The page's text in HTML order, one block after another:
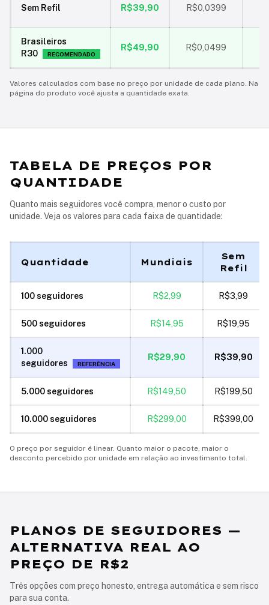
Sem Refil R$39,90 R$0,0399
Brasileiros
R30
RECOMENDADO
R$49,90 R$0,0499
Valores calculados com base no preço por unidade de cada plano. Na
página do produto você ajusta a quantidade exata.
TABELA DE PREÇOS POR
QUANTIDADE
Quanto mais seguidores você compra, menor o custo por
unidade. Veja os valores para cada faixa de quantidade:
Quantidade Mundiais
Sem
Refil
100 seguidores R$2,99 R$3,99
500 seguidores R$14,95 R$19,95
1.000
seguidores
REFERÊNCIA
R$29,90 R$39,90
5.000 seguidores R$149,50 R$199,50
10.000 seguidores R$299,00 R$399,00
O preço por seguidor é linear. Quanto maior o pacote, maior o
desconto percebido por unidade em relação ao investimento total.
PLANOS DE SEGUIDORES —
ALTERNATIVA REAL AO
PREÇO DE R$2
Três opções com preço honesto, entrega automática e sem risco
para sua conta.